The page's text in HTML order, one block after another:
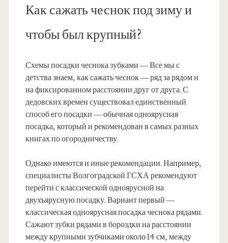
Как сажать чеснок под зиму и
чтобы был крупный?
Схемы посадки чеснока зубками — Все мы с
детства знаем, как сажать чеснок — ряд за рядом и
на фиксированном расстоянии друг от друга. С
дедовских времен существовал единственный
способ его посадки — обычная одноярусная
посадка, который и рекомендован в самых разных
книгах по огородничеству.
Однако имеются и иные рекомендации. Например,
специалисты Волгоградской ГСХА рекомендуют
перейти с классической одноярусной на
двухъярусную посадку. Вариант первый —
классическая одноярусная посадка чеснока рядами.
Сажают зубки рядами в бороздки на расстоянии
между крупными зубчиками около 14 см, между